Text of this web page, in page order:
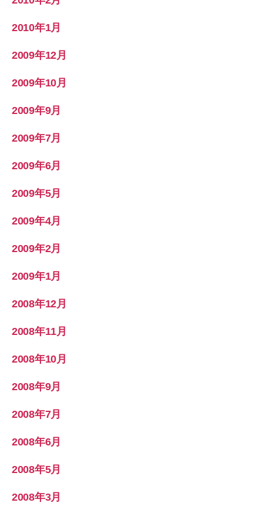
2010年1月
2009年12月
2009年10月
2009年9月
2009年7月
2009年6月
2009年5月
2009年4月
2009年2月
2009年1月
2008年12月
2008年11月
2008年10月
2008年9月
2008年7月
2008年6月
2008年5月
2008年3月